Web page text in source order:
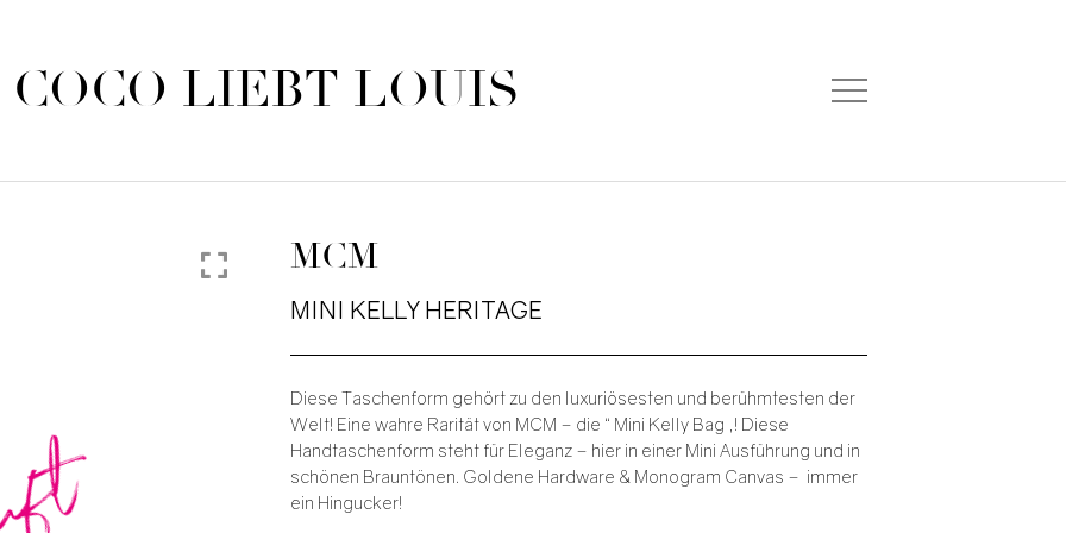
COCO LIEBT LOUIS
MCM
MINI KELLY HERITAGE
Diese Taschenform gehört zu den luxuriösesten und berühmtesten der
Welt! Eine wahre Rarität von MCM – die “ Mini Kelly Bag „! Diese
Handtaschenform steht für Eleganz – hier in einer Mini Ausführung und in
schönen Brauntönen. Goldene Hardware & Monogram Canvas – immer
ein Hingucker!